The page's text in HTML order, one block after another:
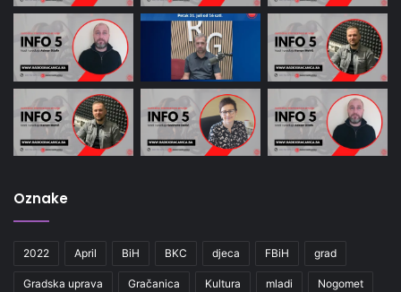
Oznake
2022 April BiH BKC djeca FBiH grad
Gradska uprava Gračanica Kultura mladi Nogomet